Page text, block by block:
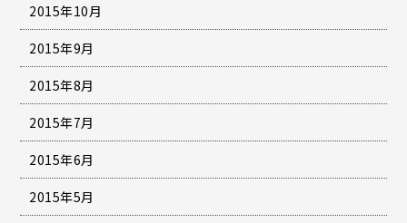
2015年10月
2015年9月
2015年8月
2015年7月
2015年6月
2015年5月